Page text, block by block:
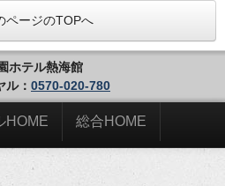
ページのTOPへ
ホテル熱海館
ル： 0570-020-780
HOME 総合HOME